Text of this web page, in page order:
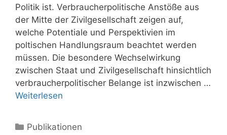
Politik ist. Verbraucherpolitische Anstöße aus
der Mitte der Zivilgesellschaft zeigen auf,
welche Potentiale und Perspektivien im
poltischen Handlungsraum beachtet werden
müssen. Die besondere Wechselwirkung
zwischen Staat und Zivilgesellschaft hinsichtlich
verbraucherpolitischer Belange ist inzwischen …
Weiterlesen
Kategorien
Publikationen